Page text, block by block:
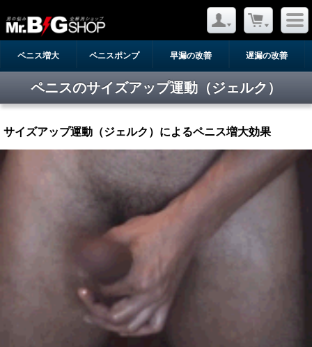
ペニス増大 ペニスポンプ 早漏の改善 遅漏の改善
ペニスのサイズアップ運動（ジェルク）
サイズアップ運動（ジェルク）によるペニス増大効果